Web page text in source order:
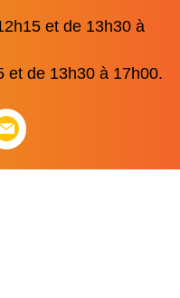
et de 13h30 à
et de 13h30 à 17h00.